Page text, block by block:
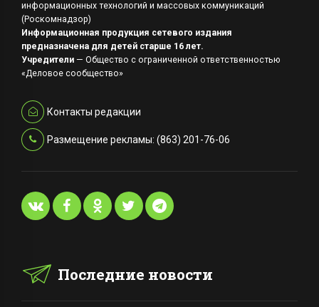
информационных технологий и массовых коммуникаций
(Роскомнадзор)
Информационная продукция сетевого издания
предназначена для детей старше 16 лет.
Учредители — Общество с ограниченной ответственностью
«Деловое сообщество»
Контакты редакции
Размещение рекламы: (863) 201-76-06
Последние новости